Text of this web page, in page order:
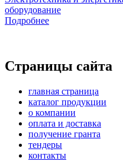
оборудование
Подробнее
Страницы сайта
главная страница
каталог продукции
о компании
оплата и доставка
получение гранта
тендеры
контакты